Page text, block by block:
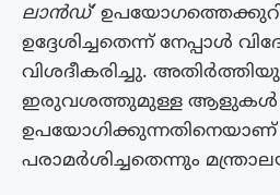
ലാൻഡ്‘
ഉദ്ദേശിച്ചതെന്ന് നേപ്പാൾ
വിശദീകരിച്ചു.
ഇരുവശത്തുമുള്ള ആളുകൾ
ഉപയോഗിക്കുന്നതിനെയാണ്
പരാമർശിച്ചതെന്നും